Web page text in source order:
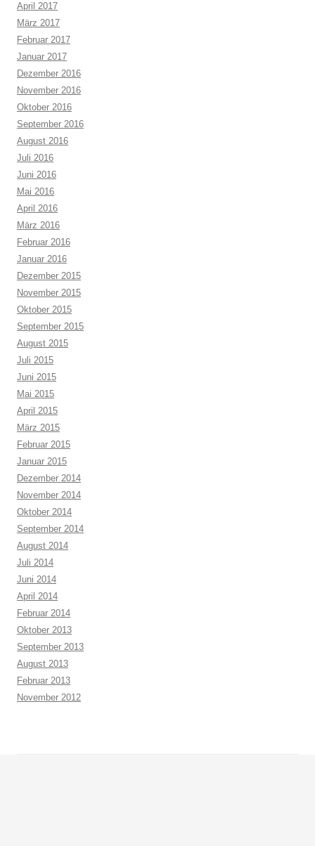
April 2017
März 2017
Februar 2017
Januar 2017
Dezember 2016
November 2016
Oktober 2016
September 2016
August 2016
Juli 2016
Juni 2016
Mai 2016
April 2016
März 2016
Februar 2016
Januar 2016
Dezember 2015
November 2015
Oktober 2015
September 2015
August 2015
Juli 2015
Juni 2015
Mai 2015
April 2015
März 2015
Februar 2015
Januar 2015
Dezember 2014
November 2014
Oktober 2014
September 2014
August 2014
Juli 2014
Juni 2014
April 2014
Februar 2014
Oktober 2013
September 2013
August 2013
Februar 2013
November 2012